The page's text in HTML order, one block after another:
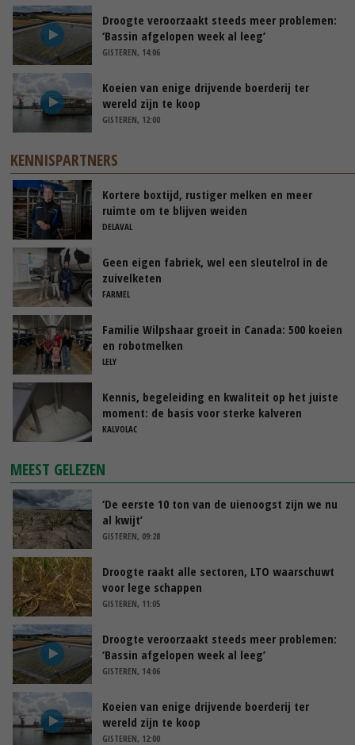
Droogte veroorzaakt steeds meer problemen:
‘Bassin afgelopen week al leeg’
GISTEREN, 14:06
Koeien van enige drijvende boerderij ter
wereld zijn te koop
GISTEREN, 12:00
KENNISPARTNERS
Kortere boxtijd, rustiger melken en meer
ruimte om te blijven weiden
DELAVAL
Geen eigen fabriek, wel een sleutelrol in de
zuivelketen
FARMEL
Familie Wilpshaar groeit in Canada: 500 koeien
en robotmelken
LELY
Kennis, begeleiding en kwaliteit op het juiste
moment: de basis voor sterke kalveren
KALVOLAC
MEEST GELEZEN
‘De eerste 10 ton van de uienoogst zijn we nu
al kwijt’
GISTEREN, 09:28
Droogte raakt alle sectoren, LTO waarschuwt
voor lege schappen
GISTEREN, 11:05
Droogte veroorzaakt steeds meer problemen:
‘Bassin afgelopen week al leeg’
GISTEREN, 14:06
Koeien van enige drijvende boerderij ter
wereld zijn te koop
GISTEREN, 12:00